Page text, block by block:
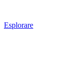
Esplorare